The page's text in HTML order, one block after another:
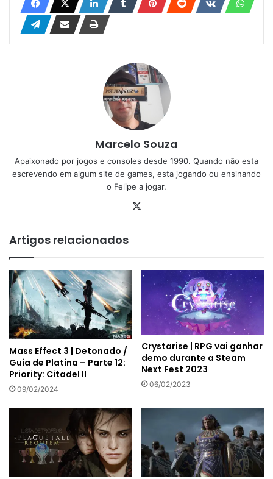
Marcelo Souza
Apaixonado por jogos e consoles desde 1990. Quando não esta
escrevendo em algum site de games, esta jogando ou ensinando
o Felipe a jogar.
Artigos relacionados
Mass Effect 3 | Detonado /
Guia de Platina – Parte 12:
Priority: Citadel II
09/02/2024
Crystarise | RPG vai ganhar
demo durante a Steam
Next Fest 2023
06/02/2023